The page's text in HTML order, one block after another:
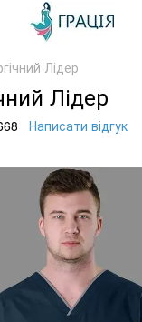
Лідер
Лідер
Написати відгук